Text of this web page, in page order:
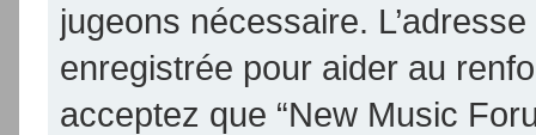
jugeons nécessaire.
enregistrée pour aider au
acceptez que “New Music